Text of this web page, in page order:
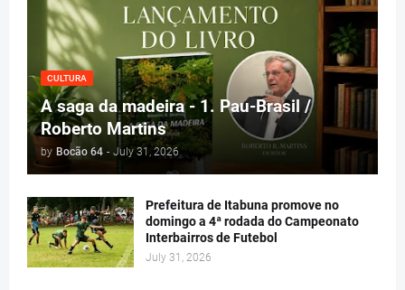
CULTURA
A saga da madeira - 1. Pau-Brasil /
Roberto Martins
by Bocão 64 - July 31, 2026
Prefeitura de Itabuna promove no
domingo a 4ª rodada do Campeonato
Interbairros de Futebol
July 31, 2026